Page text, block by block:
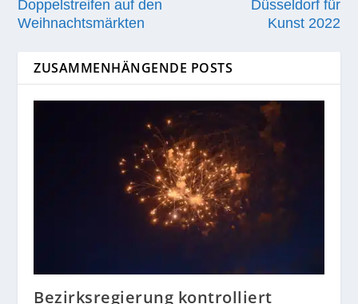
Doppelstreifen auf den
Weihnachtsmärkten
Düsseldorf für
Kunst 2022
ZUSAMMENHÄNGENDE POSTS
Bezirksregierung kontrolliert